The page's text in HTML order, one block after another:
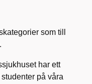
som till
har ett
på våra